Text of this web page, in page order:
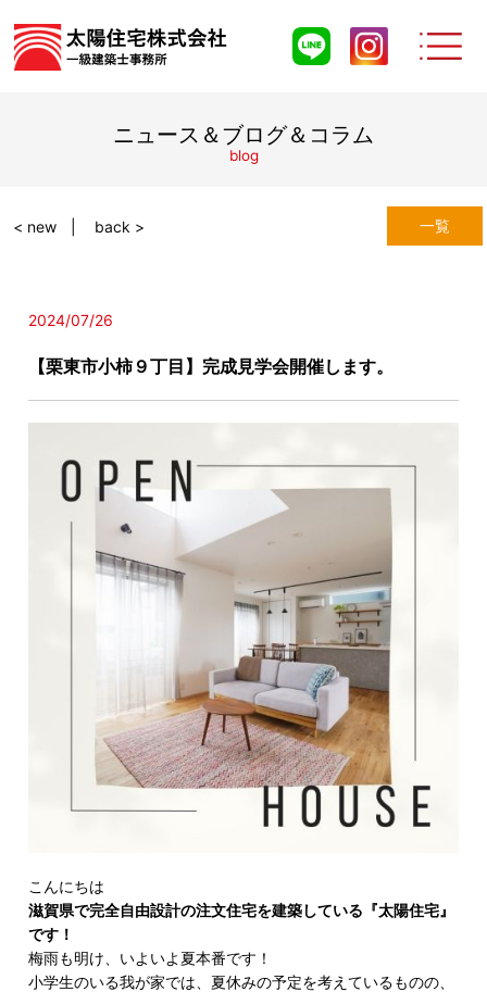
ニュース＆ブログ＆コラム
blog
一覧
< new back >
2024/07/26
【栗東市小柿９丁目】完成見学会開催します。
こんにちは
滋賀県で完全自由設計の注文住宅を建築している『太陽住宅』
です！
梅雨も明け、いよいよ夏本番です！
小学生のいる我が家では、夏休みの予定を考えているものの、